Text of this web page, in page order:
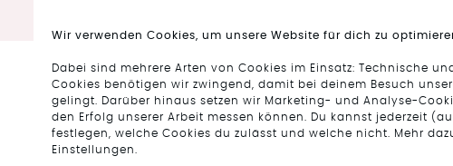
Wir verwenden Cookies, um unsere Website für dich zu
Dabei sind mehrere Arten von Cookies im Einsatz: Technische
Cookies benötigen wir zwingend, damit bei deinem Besuch
gelingt. Darüber hinaus setzen wir Marketing- und Analyse-
den Erfolg unserer Arbeit messen können. Du kannst jederzeit
festlegen, welche Cookies du zulässt und welche nicht. Mehr
Einstellungen.